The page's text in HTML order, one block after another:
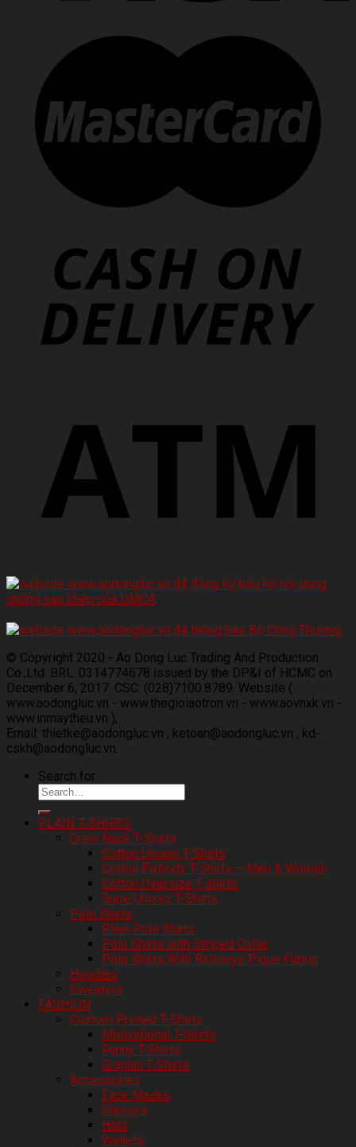
© Copyright 2020 - Ao Dong Luc Trading And Production
Co.,Ltd. BRL: 0314774678 issued by the DP&I of HCMC on
December 6, 2017. CSC: (028)7100.8789. Website (
www.aodongluc.vn - www.thegioiaotron.vn - www.aovnxk.vn -
www.inmaytheu.vn ),
Email: thietke@aodongluc.vn ; ketoan@aodongluc.vn ; kd-
cskh@aodongluc.vn.
Search for:
PLAIN T-SHIRTS
Crew Neck T-Shirts
Cotton Unisex T-Shirts
Cotton Fixbody T-Shirts – Men & Women
Cotton Oversize T-shirts
Supe Unisex T-Shirts
Polo Shirts
Plain Polo Shirts
Polo Shirts with Striped Collar
Polo Shirts With Birdseye Pique Fabric
Hoodies
Sweaters
FASHION
Custom Printed T-Shirts
Motivational T-Shirts
Funny T-Shirts
Graphic T-Shirts
Accessories
Face Masks
Glasses
Hats
Wallets